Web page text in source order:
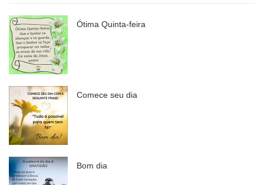
Ótima Quinta-feira
Comece seu dia
Bom dia